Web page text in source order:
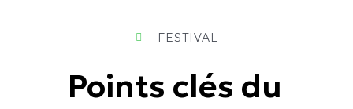
FESTIVAL
Points clés du